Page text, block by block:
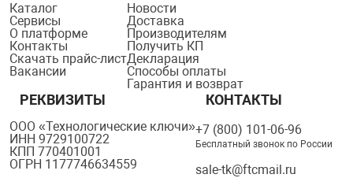
Каталог
Сервисы
О платформе
Контакты
Скачать прайс-лист
Вакансии
Новости
Доставка
Производителям
Получить КП
Декларация
Способы оплаты
Гарантия и возврат
РЕКВИЗИТЫ
ООО «Технологические ключи»
ИНН 9729100722
КПП 770401001
ОГРН 1177746634559
КОНТАКТЫ
+7 (800) 101-06-96
Бесплатный звонок по России
sale-tk@ftcmail.ru